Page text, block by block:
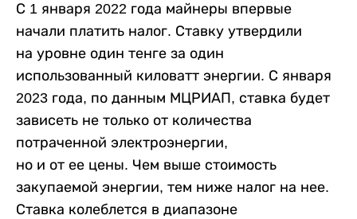
С 1 января 2022 года майнеры впервые
начали платить налог. Ставку утвердили
на уровне один тенге за один
использованный киловатт энергии. С января
2023 года, по данным МЦРИАП, ставка будет
зависеть не только от количества
потраченной электроэнергии,
но и от ее цены. Чем выше стоимость
закупаемой энергии, тем ниже налог на нее.
Ставка колеблется в диапазоне